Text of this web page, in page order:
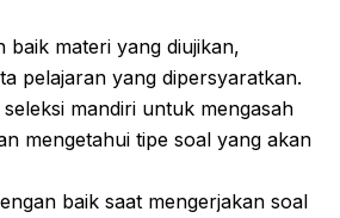
baik materi yang diujikan,
pelajaran yang dipersyaratkan.
mandiri untuk mengasah
mengetahui tipe soal yang akan
baik saat mengerjakan soal